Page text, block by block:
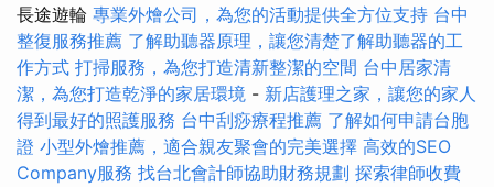
長途遊輪 專業外燴公司，為您的活動提供全方位支持 台中
整復服務推薦 了解助聽器原理，讓您清楚了解助聽器的工
作方式 打掃服務，為您打造清新整潔的空間 台中居家清
潔，為您打造乾淨的家居環境 - 新店護理之家，讓您的家人
得到最好的照護服務 台中刮痧療程推薦 了解如何申請台胞
證 小型外燴推薦，適合親友聚會的完美選擇 高效的SEO
Company服務 找台北會計師協助財務規劃 探索律師收費